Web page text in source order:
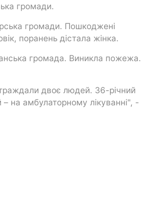
громади.
громади. Пошкоджені
поранень дістала жінка.
громада. Виникла пожежа.
двоє людей. 36-річний
– на амбулаторному лікуванні", -